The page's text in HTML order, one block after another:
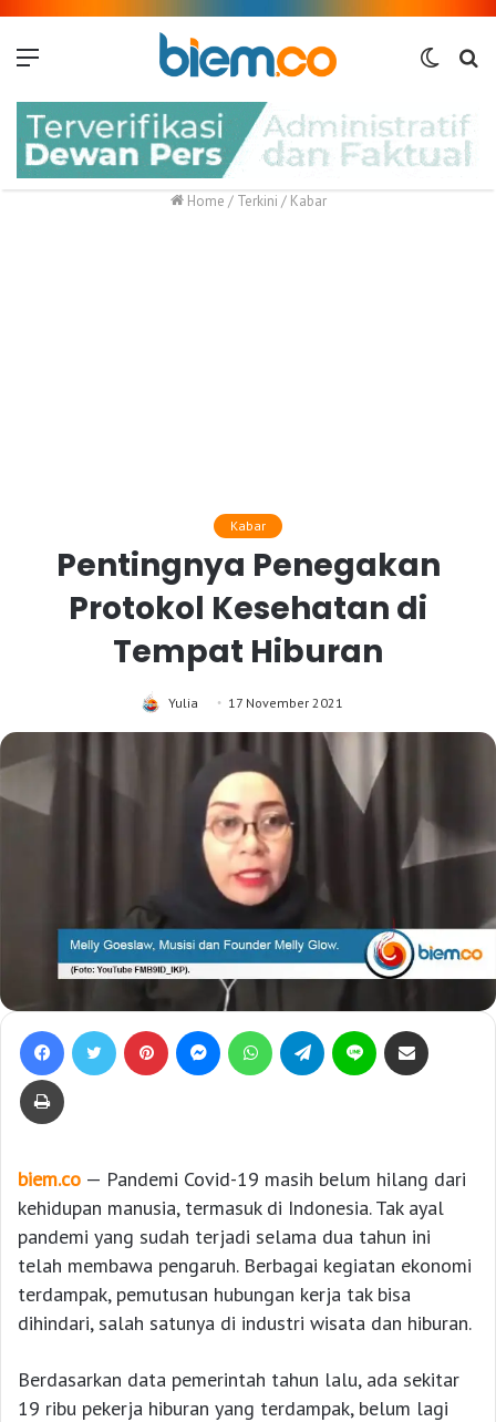
Switch
Home / Terkini / Kabar
Kabar
Pentingnya Penegakan
Protokol Kesehatan di
Tempat Hiburan
Yulia 17 November 2021
biem.co — Pandemi Covid-19 masih belum hilang dari
kehidupan manusia, termasuk di Indonesia. Tak ayal
pandemi yang sudah terjadi selama dua tahun ini
telah membawa pengaruh. Berbagai kegiatan ekonomi
terdampak, pemutusan hubungan kerja tak bisa
dihindari, salah satunya di industri wisata dan hiburan.
Berdasarkan data pemerintah tahun lalu, ada sekitar
19 ribu pekerja hiburan yang terdampak, belum lagi